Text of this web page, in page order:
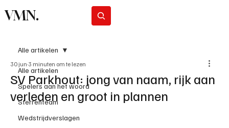
VMN.
Alle artikelen
Spelers aan het woord
Sterrenteam
Wedstrijdverslagen
Alle artikelen
SV Parkhout: jong van naam, rijk aan
verleden en groot in plannen
30 jun 3 minuten om te lezen